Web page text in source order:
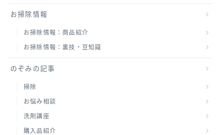
お掃除情報
お掃除情報：商品紹介
お掃除情報：裏技・豆知識
のぞみの記事
掃除
お悩み相談
洗剤講座
購入品紹介